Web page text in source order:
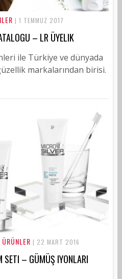
| 1 TEMMUZ 2017
– LR ÜYELIK
ile Türkiye ve dünyada
markalarından birisi.
| 22 MART 2016
SETI – GÜMÜŞ IYONLARI